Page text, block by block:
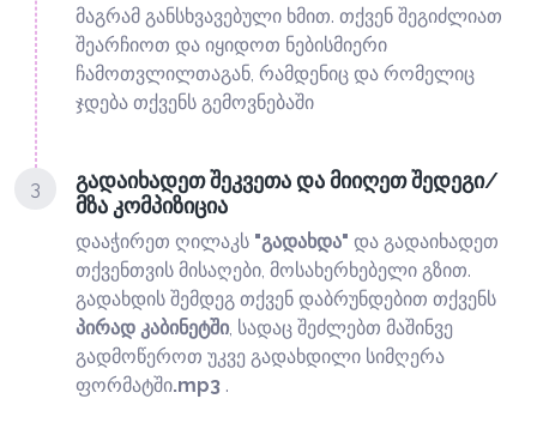
მაგრამ განსხვავებული ხმით. თქვენ შეგიძლიათ
შეარჩიოთ და იყიდოთ ნებისმიერი
ჩამოთვლილთაგან, რამდენიც და რომელიც
ჯდება თქვენს გემოვნებაში
3
გადაიხადეთ შეკვეთა და მიიღეთ შედეგი/
მზა კომპიზიცია
დააჭირეთ ღილაკს "გადახდა" და გადაიხადეთ
თქვენთვის მისაღები, მოსახერხებელი გზით.
გადახდის შემდეგ თქვენ დაბრუნდებით თქვენს
პირად კაბინეტში, სადაც შეძლებთ მაშინვე
გადმოწეროთ უკვე გადახდილი სიმღერა
ფორმატში.mp3 .